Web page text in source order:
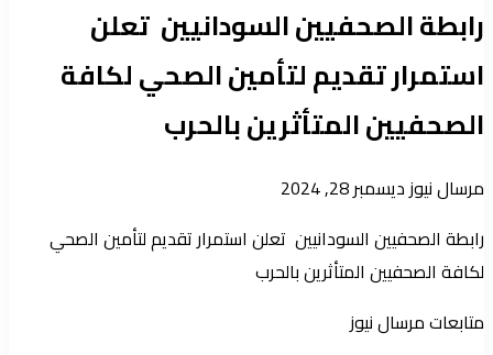
رابطة الصحفيين السودانيين تعلن
استمرار تقديم لتأمين الصحي لكافة
الصحفيين المتأثرين بالحرب
مرسال نيوزأرسل
إلكترونيا
ديسمبر 28, 2024
رابطة الصحفيين السودانيين تعلن استمرار تقديم لتأمين الصحي
لكافة الصحفيين المتأثرين بالحرب
متابعات مرسال نيوز